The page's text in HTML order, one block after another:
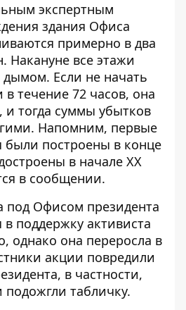
экспертным
здания Офиса
примерно в два
Накануне все этажи
Если не начать
течение 72 часов, она
и тогда суммы убытков
Напомним, первые
были построены в конце
в начале ХХ
в сообщении.
под Офисом президента
поддержку активиста
однако она переросла в
акции повредили
в частности,
подожгли табличку.